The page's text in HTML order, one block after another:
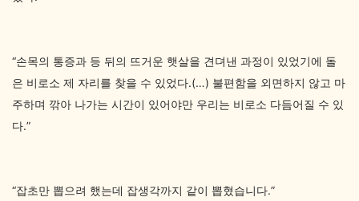
“손목의 통증과 등 뒤의 뜨거운 햇살을 견뎌낸 과정이 있었기에 돌
은 비로소 제 자리를 찾을 수 있었다.(…) 불편함을 외면하지 않고 마
주하며 깎아 나가는 시간이 있어야만 우리는 비로소 다듬어질 수 있
다.”
“잡초만 뽑으려 했는데 잡생각까지 같이 뽑혔습니다.”